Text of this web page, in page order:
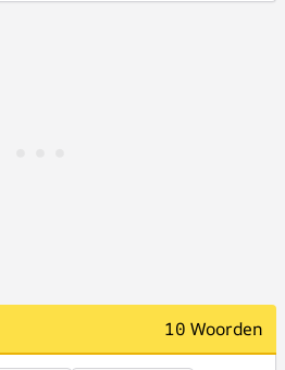
10 Woorden